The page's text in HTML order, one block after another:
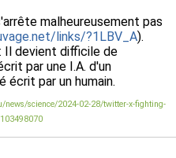
malheureusement pas
links/?1LBV_A).
Il devient difficile de
par une I.A. d'un
par un humain.
news/science/2024-02-28/twitter-x-fighting-